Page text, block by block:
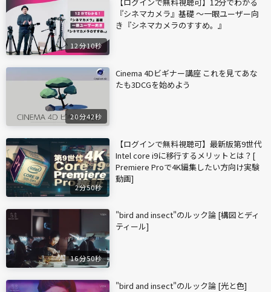
12分10秒
『シネマカメラ』基礎 〜一眼ユーザー向
き『シネマカメラのすすめ。』
20分42秒
Cinema 4Dビギナー講座 これを見てあな
たも3DCGを始めよう
2分50秒
【ログインで無料視聴可】最新版第9世代
Intel core i9に移行するメリットとは？[
Premiere Proで4K編集したい方向け実験
動画]
16分50秒
"bird and insect"のルック論 [構図とディ
ティール]
"bird and insect"のルック論 [光と色]